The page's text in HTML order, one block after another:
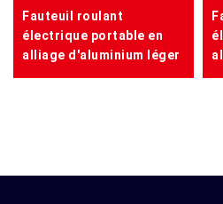
Fauteuil roulant
électrique portable en
alliage d'aluminium léger